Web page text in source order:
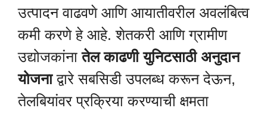
उत्पादन वाढवणे आणि आयातीवरील अवलंबित्व
कमी करणे हे आहे. शेतकरी आणि ग्रामीण
उद्योजकांनातेल काढणी युनिटसाठी अनुदान
योजनाद्वारे सबसिडी उपलब्ध करून देऊन,
तेलबियांवर प्रक्रिया करण्याची क्षमता